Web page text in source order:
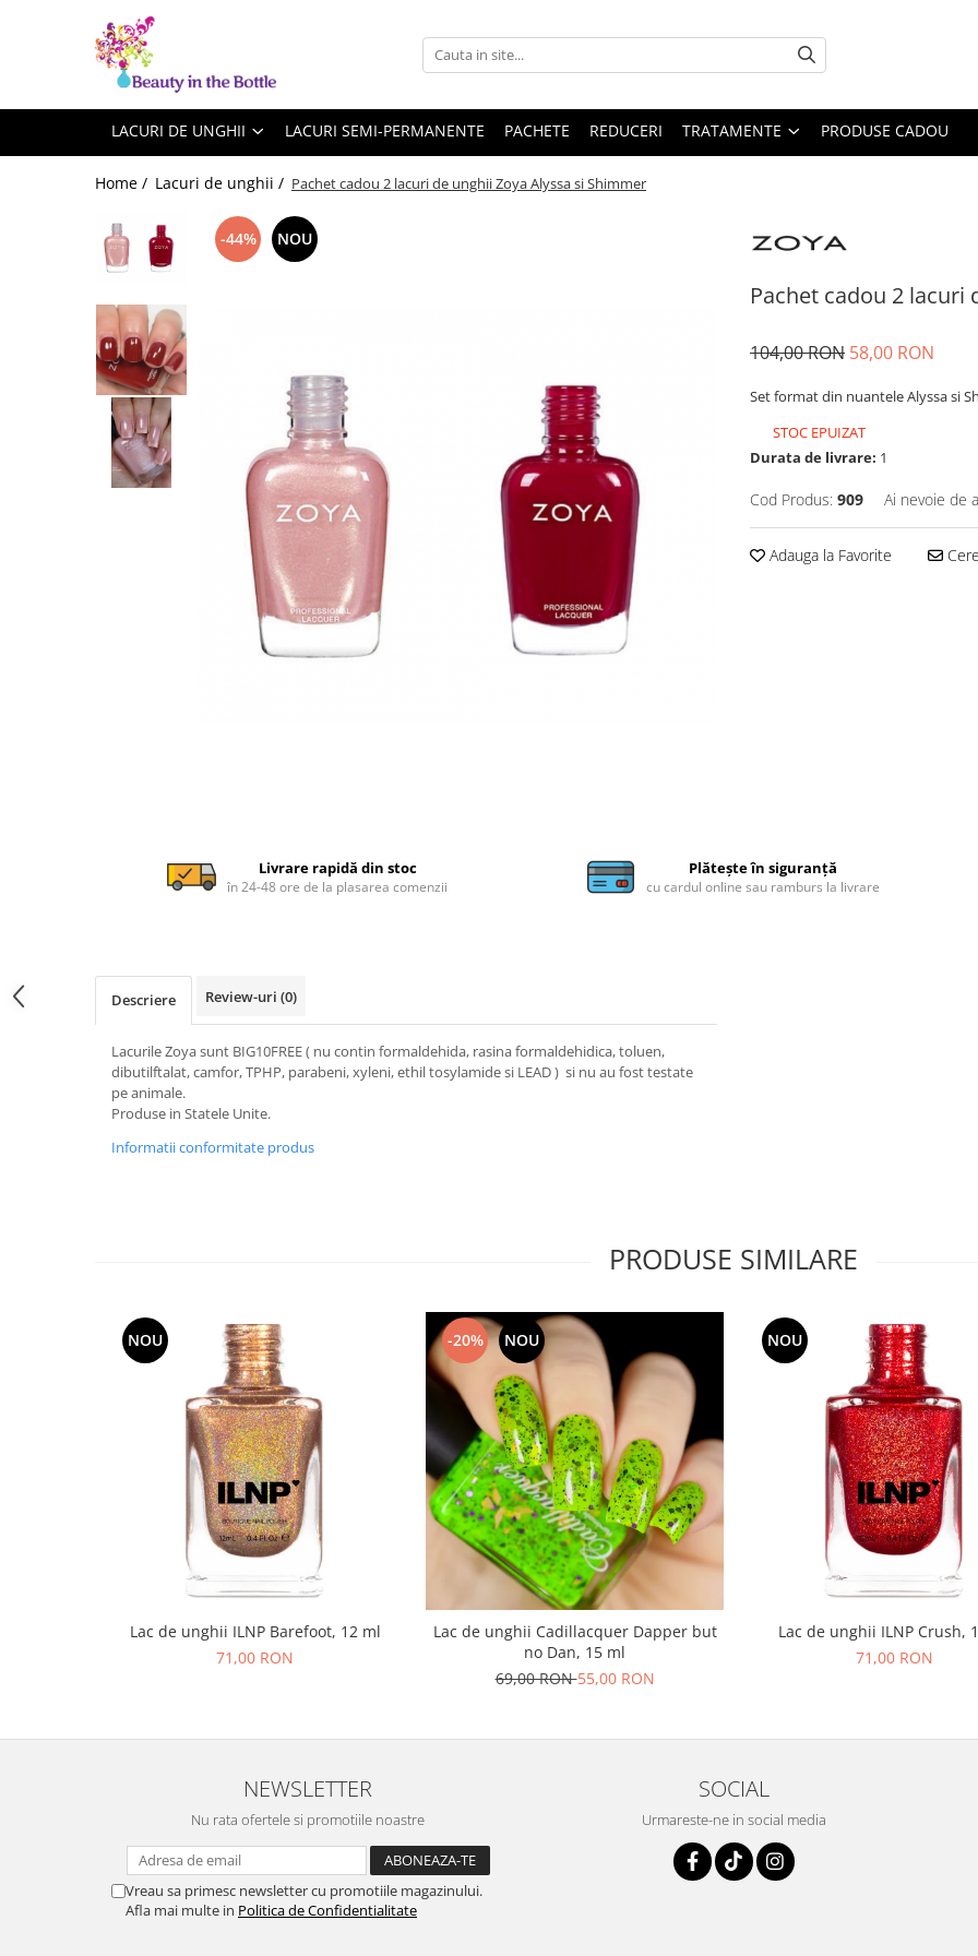
Lacuri de unghii
ILNP
Phoenix Indie
Tratamente
Top Coat
LACURI DE UNGHII LACURI SEMI-PERMANENTE PACHETE REDUCERI TRATAMENTE PRODUSE CADOU
Home / Lacuri de unghii / Pachet cadou 2 lacuri de unghii Zoya Alyssa si Shimmer
Pachet cadou 2 lacuri
-44% NOU
104,00 RON 58,00 RON
Set format din nuantele Alyssa si
STOC EPUIZAT
Durata de livrare: 1
Cod Produs: 909 Ai nevoie de
Adauga la Favorite
Livrare rapidă din stoc
în 24-48 ore de la plasarea comenzii
Plătește în siguranță
cu cardul online sau ramburs la livrare
Descriere Review-uri (0)
Lacurile Zoya sunt BIG10FREE ( nu contin formaldehida, rasina formaldehidica, toluen,
dibutilftalat, camfor, TPHP, parabeni, xyleni, ethil tosylamide si LEAD ) si nu au fost testate
pe animale.
Produse in Statele Unite.
Informatii conformitate produs
PRODUSE SIMILARE
NOU
Lac de unghii ILNP Barefoot, 12 ml
71,00 RON
-20% NOU
Lac de unghii Cadillacquer Dapper but
no Dan, 15 ml
69,00 RON55,00 RON
NOU
Lac de unghii ILNP Crush,
71,00 RON
NEWSLETTER
Nu rata ofertele si promotiile noastre
Vreau sa primesc newsletter cu promotiile magazinului.
Afla mai multe in Politica de Confidentialitate
SOCIAL
Urmareste-ne in social media